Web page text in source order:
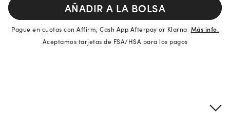
AÑADIR A LA BOLSA
Pague en cuotas con Affirm, Cash App Afterpay or Klarna Más info.
Aceptamos tarjetas de FSA/HSA para los pagos